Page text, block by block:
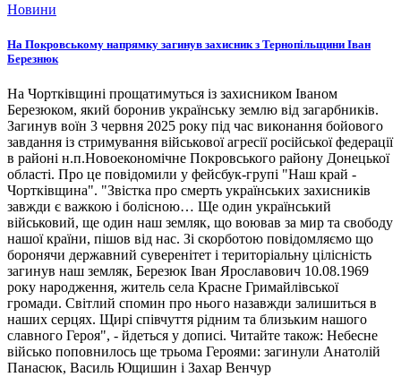
Новини
На Покровському напрямку загинув захисник з Тернопільщини Іван
Березнюк
На Чортківщині прощатимуться із захисником Іваном
Березюком, який боронив українську землю від загарбників.
Загинув воїн 3 червня 2025 року під час виконання бойового
завдання із стримування військової агресії російської федерації
в районі н.п.Новоекономічне Покровського району Донецької
області. Про це повідомили у фейсбук-групі "Наш край -
Чортківщина". "Звістка про смерть українських захисників
завжди є важкою і болісною… Ще один український
військовий, ще один наш земляк, що воював за мир та свободу
нашої країни, пішов від нас. Зі скорботою повідомляємо що
боронячи державний суверенітет і територіальну цілісність
загинув наш земляк, Березюк Іван Ярославович 10.08.1969
року народження, житель села Красне Гримайлівської
громади. Світлий спомин про нього назавжди залишиться в
наших серцях. Щирі співчуття рідним та близьким нашого
славного Героя", - йдеться у дописі. Читайте також: Небесне
військо поповнилось ще трьома Героями: загинули Анатолій
Панасюк, Василь Ющишин і Захар Венчур